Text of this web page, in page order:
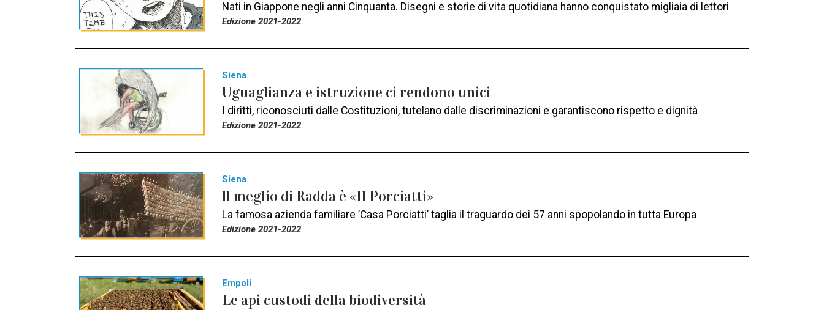
Nati in Giappone negli anni Cinquanta. Disegni e storie di vita quotidiana hanno conquistato migliaia di lettori
Edizione 2021-2022
Siena
Uguaglianza e istruzione ci rendono unici
I diritti, riconosciuti dalle Costituzioni, tutelano dalle discriminazioni e garantiscono rispetto e dignità
Edizione 2021-2022
Siena
ll meglio di Radda è «Il Porciatti»
La famosa azienda familiare ’Casa Porciatti’ taglia il traguardo dei 57 anni spopolando in tutta Europa
Edizione 2021-2022
Empoli
Le api custodi della biodiversità